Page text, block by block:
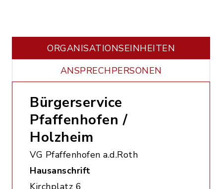
ORGANISATIONS­EINHEITEN
ANSPRECHPERSONEN
Bürgerservice
Pfaffenhofen /
Holzheim
VG Pfaffenhofen a.d.Roth
Hausanschrift
Kirchplatz 6